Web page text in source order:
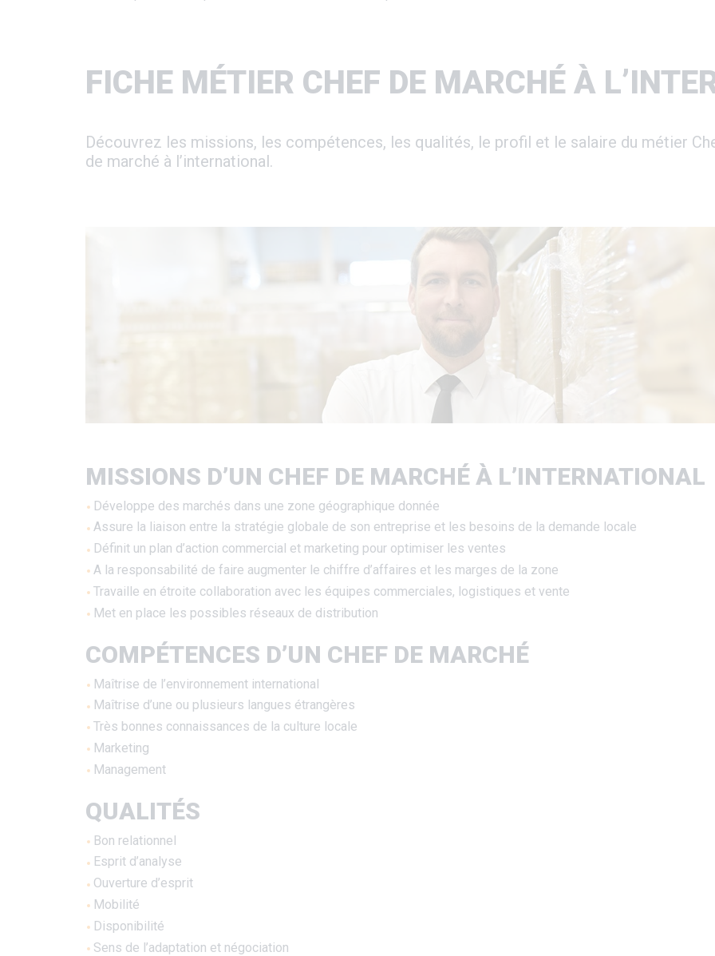
FICHE MÉTIER CHEF DE MARCHÉ À
Découvrez les missions, les compétences, les qualités, le profil et le salaire du métier
de marché à l’international.
MISSIONS D’UN CHEF DE MARCHÉ À L’INTERNATIONAL
Développe des marchés dans une zone géographique donnée
Assure la liaison entre la stratégie globale de son entreprise et les besoins de la demande locale
Définit un plan d’action commercial et marketing pour optimiser les ventes
A la responsabilité de faire augmenter le chiffre d’affaires et les marges de la zone
Travaille en étroite collaboration avec les équipes commerciales, logistiques et vente
Met en place les possibles réseaux de distribution
COMPÉTENCES D’UN CHEF DE MARCHÉ
Maîtrise de l’environnement international
Maîtrise d’une ou plusieurs langues étrangères
Très bonnes connaissances de la culture locale
Marketing
Management
QUALITÉS
Bon relationnel
Esprit d’analyse
Ouverture d’esprit
Mobilité
Disponibilité
Sens de l’adaptation et négociation